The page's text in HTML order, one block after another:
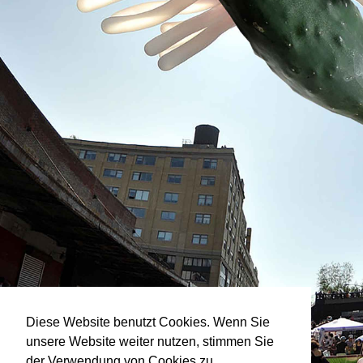
Diese Website benutzt Cookies. Wenn Sie
unsere Website weiter nutzen, stimmen Sie